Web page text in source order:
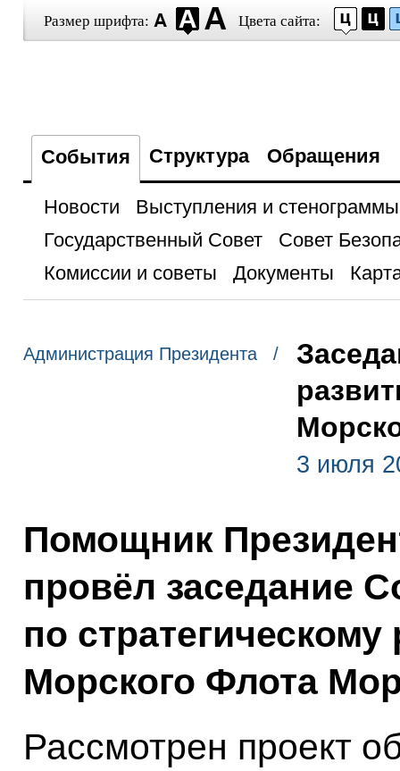
Размер шрифта: Цвета сайта:
События Структура Обращения
Новости
Выступления и стенограммы
Государственный Совет
Совет
Комиссии и советы
Документы
Администрация Президента /
3 июля
Помощник
провёл заседание
по
Морского Флота
Рассмотрен проект